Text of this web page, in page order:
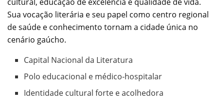
Sua vocação literária e seu papel como centro regional
de saúde e conhecimento tornam a cidade única no
cenário gaúcho.
Capital Nacional da Literatura
Polo educacional e médico-hospitalar
Identidade cultural forte e acolhedora